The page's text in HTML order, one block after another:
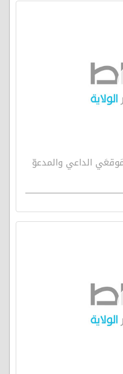
304 - تحديد مَوقعَي الداعي والمدعوّ